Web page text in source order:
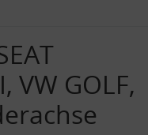
VW GOLF,